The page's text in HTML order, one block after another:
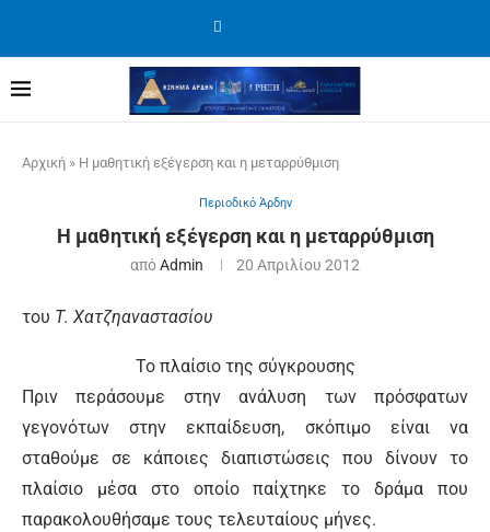
Αρχική » Η μαθητική εξέγερση και η μεταρρύθμιση
Περιοδικό Άρδην
Η μαθητική εξέγερση και η μεταρρύθμιση
απόAdmin 20 Απριλίου 2012
του Τ. Χατζηαναστασίου
Το πλαίσιο της σύγκρουσης
Πριν περάσουμε στην ανάλυση των πρόσφατων
γεγονότων στην εκπαίδευση, σκόπιμο είναι να
σταθούμε σε κάποιες διαπιστώσεις που δίνουν το
πλαίσιο μέσα στο οποίο παίχτηκε το δράμα που
παρακολουθήσαμε τους τελευταίους μήνες.